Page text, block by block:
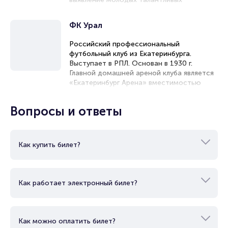
ФК Урал
Российский профессиональный
футбольный клуб из Екатеринбурга.
Выступает в РПЛ. Основан в 1930 г.
Главной домашней ареной клуба является
«Екатеринбург Арена» вместимостью
тренер: Евгений Аверьянов. Капитан:
Вопросы и ответы
Как купить билет?
Как работает электронный билет?
Как можно оплатить билет?